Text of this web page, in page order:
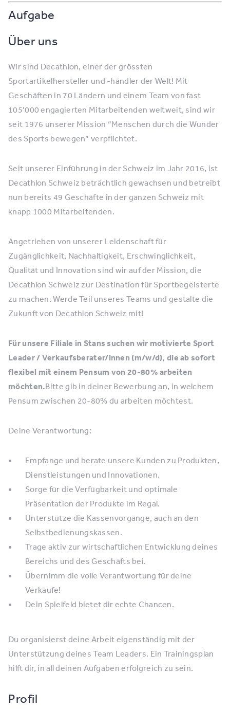
Aufgabe
Über uns
Wir sind Decathlon, einer der grössten
Sportartikelhersteller und -händler der Welt! Mit
Geschäften in 70 Ländern und einem Team von fast
105’000 engagierten Mitarbeitenden weltweit, sind wir
seit 1976 unserer Mission “Menschen durch die Wunder
des Sports bewegen” verpflichtet.
Seit unserer Einführung in der Schweiz im Jahr 2016, ist
Decathlon Schweiz beträchtlich gewachsen und betreibt
nun bereits 49 Geschäfte in der ganzen Schweiz mit
knapp 1000 Mitarbeitenden.
Angetrieben von unserer Leidenschaft für
Zugänglichkeit, Nachhaltigkeit, Erschwinglichkeit,
Qualität und Innovation sind wir auf der Mission, die
Decathlon Schweiz zur Destination für Sportbegeisterte
zu machen. Werde Teil unseres Teams und gestalte die
Zukunft von Decathlon Schweiz mit!
Für unsere Filiale in Stans suchen wir motivierte Sport
Leader / Verkaufsberater/innen (m/w/d), die ab sofort
flexibel mit einem Pensum von 20-80% arbeiten
möchten.Bitte gib in deiner Bewerbung an, in welchem
Pensum zwischen 20-80% du arbeiten möchtest.
Deine Verantwortung:
Empfange und berate unsere Kunden zu Produkten,
Dienstleistungen und Innovationen.
Sorge für die Verfügbarkeit und optimale
Präsentation der Produkte im Regal.
Unterstütze die Kassenvorgänge, auch an den
Selbstbedienungskassen.
Trage aktiv zur wirtschaftlichen Entwicklung deines
Bereichs und des Geschäfts bei.
Übernimm die volle Verantwortung für deine
Verkäufe!
Dein Spielfeld bietet dir echte Chancen.
Du organisierst deine Arbeit eigenständig mit der
Unterstützung deines Team Leaders. Ein Trainingsplan
hilft dir, in all deinen Aufgaben erfolgreich zu sein.
Profil